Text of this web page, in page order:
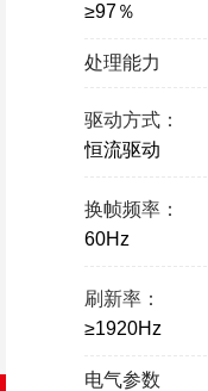
≥97％
处理能力
驱动方式：
恒流驱动
换帧频率：
60Hz
刷新率：
≥1920Hz
电气参数